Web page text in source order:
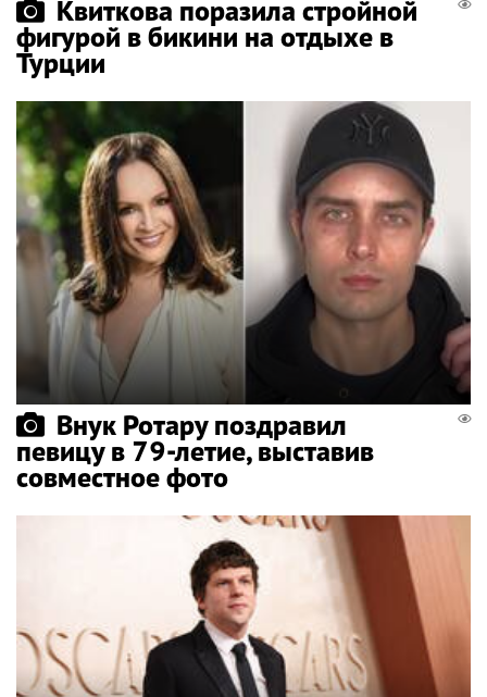
Квиткова поразила стройной
фигурой в бикини на отдыхе в
Турции
Внук Ротару поздравил
певицу в 79-летие, выставив
совместное фото